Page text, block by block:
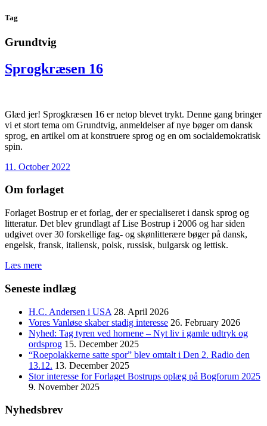
Tag
Grundtvig
Sprogkræsen 16
Glæd jer! Sprogkræsen 16 er netop blevet trykt. Denne gang bringer
vi et stort tema om Grundtvig, anmeldelser af nye bøger om dansk
sprog, en artikel om at konstruere sprog og en om socialdemokratisk
spin.
11. October 2022
Om forlaget
Forlaget Bostrup er et forlag, der er specialiseret i dansk sprog og
litteratur. Det blev grundlagt af Lise Bostrup i 2006 og har siden
udgivet over 30 forskellige fag- og skønlitterære bøger på dansk,
engelsk, fransk, italiensk, polsk, russisk, bulgarsk og lettisk.
Læs mere
Seneste indlæg
H.C. Andersen i USA 28. April 2026
Vores Vanløse skaber stadig interesse 26. February 2026
Nyhed: Tag tyren ved hornene – Nyt liv i gamle udtryk og
ordsprog 15. December 2025
“Roepolakkerne satte spor” blev omtalt i Den 2. Radio den
13.12. 13. December 2025
Stor interesse for Forlaget Bostrups oplæg på Bogforum 2025
9. November 2025
Nyhedsbrev